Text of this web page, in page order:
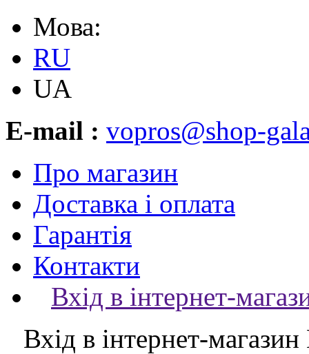
Мова:
RU
UA
E-mail : vopros@shop-
Про магазин
Доставка і оплата
Гарантія
Контакти
Вхід в інтернет-
Вхід в інтернет-магазин